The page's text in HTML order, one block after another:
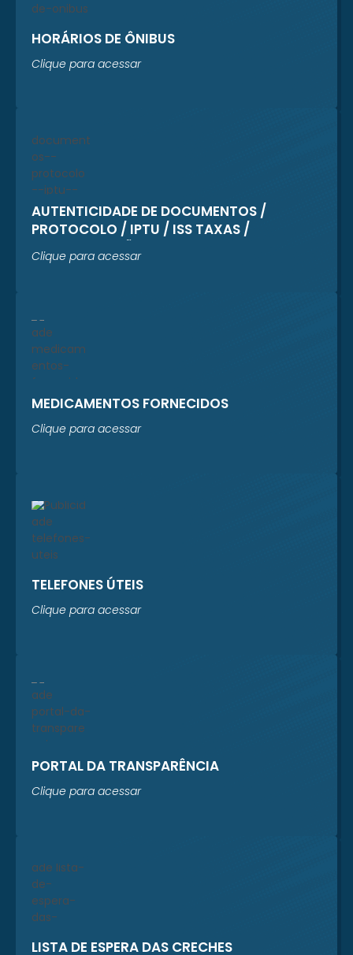
HORÁRIOS DE ÔNIBUS
Clique para acessar
AUTENTICIDADE DE DOCUMENTOS /
PROTOCOLO / IPTU / ISS TAXAS /
REGULARIZAÇÃO CADASTRAL
Clique para acessar
MEDICAMENTOS FORNECIDOS
Clique para acessar
TELEFONES ÚTEIS
Clique para acessar
PORTAL DA TRANSPARÊNCIA
Clique para acessar
LISTA DE ESPERA DAS CRECHES